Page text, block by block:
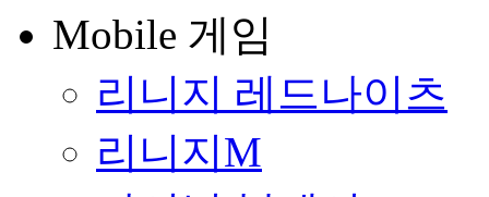
Mobile 게임
리니지 레드나이츠
리니지M